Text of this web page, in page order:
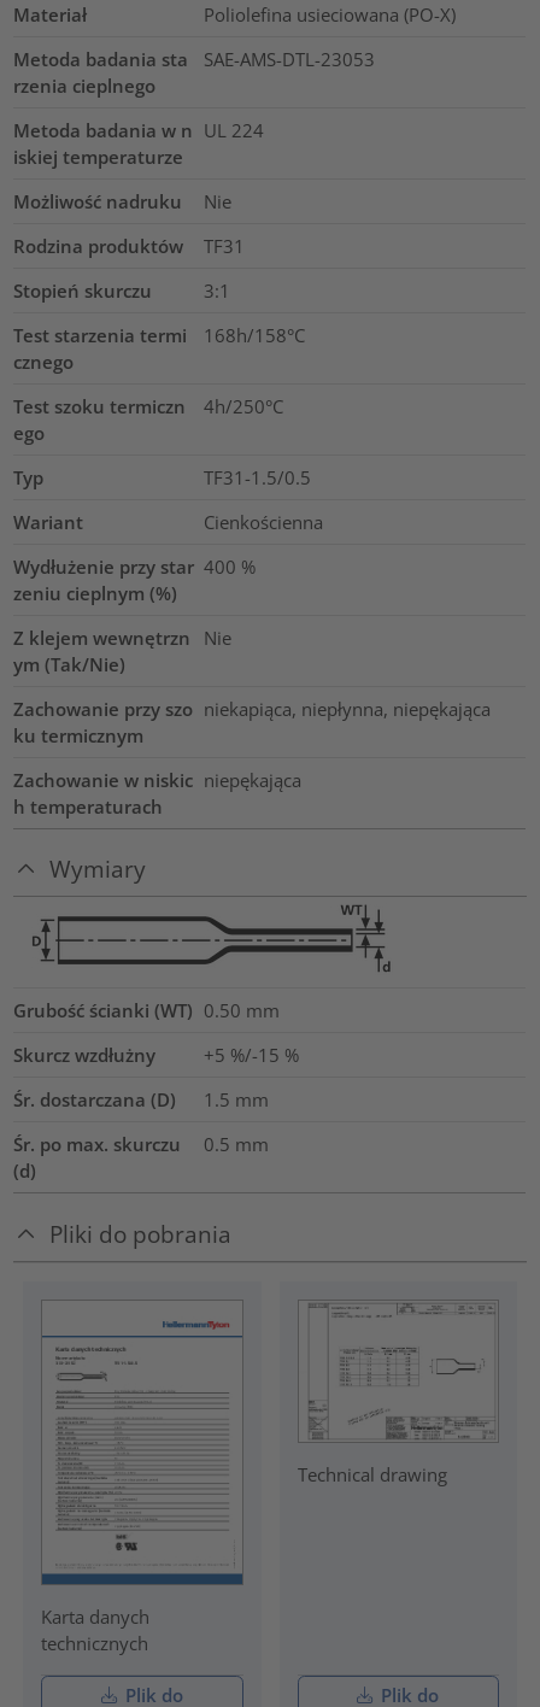
Materiał
Poliolefina usieciowana (PO-X)
Metoda badania sta
rzenia cieplnego
SAE-AMS-DTL-23053
Metoda badania w n
iskiej temperaturze
UL 224
Możliwość nadruku
Nie
Rodzina produktów
TF31
Stopień skurczu
3:1
Test starzenia termi
cznego
168h/158°C
Test szoku termiczn
ego
4h/250°C
Typ
TF31-1.5/0.5
Wariant
Cienkościenna
Wydłużenie przy star
zeniu cieplnym (%)
400 %
Z klejem wewnętrzn
ym (Tak/Nie)
Nie
Zachowanie przy szo
ku termicznym
niekapiąca, niepłynna, niepękająca
Zachowanie w niskic
h temperaturach
niepękająca
Wymiary
Grubość ścianki (WT) 0.50 mm
Skurcz wzdłużny
+5 %/-15 %
Śr. dostarczana (D)
1.5 mm
Śr. po max. skurczu
(d)
0.5 mm
Pliki do pobrania
Karta danych
technicznych
Plik do
Technical drawing
Plik do